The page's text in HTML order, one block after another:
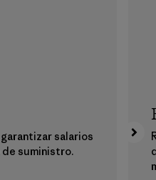
salarios
suministro.